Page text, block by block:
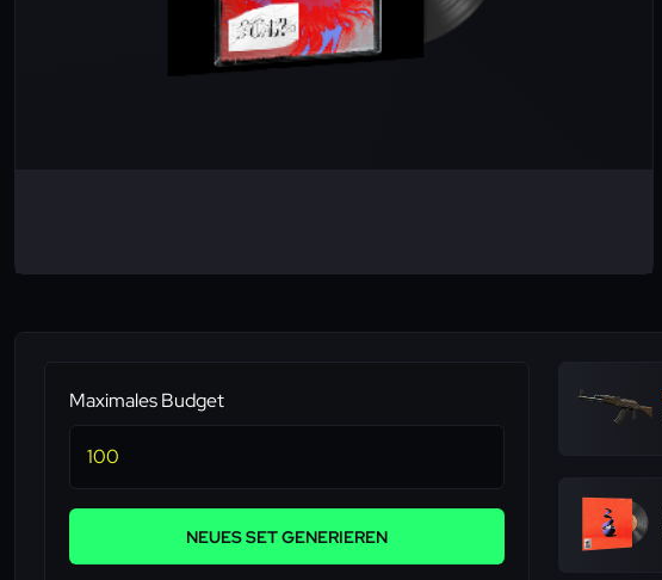
Maximales Budget
NEUES SET GENERIEREN